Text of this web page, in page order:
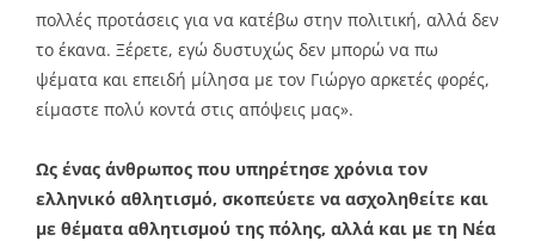
πολλές προτάσεις για να κατέβω στην πολιτική, αλλά δεν
το έκανα. Ξέρετε, εγώ δυστυχώς δεν μπορώ να πω
ψέματα και επειδή μίλησα με τον Γιώργο αρκετές φορές,
είμαστε πολύ κοντά στις απόψεις μας».
Ως ένας άνθρωπος που υπηρέτησε χρόνια τον
ελληνικό αθλητισμό, σκοπεύετε να ασχοληθείτε και
με θέματα αθλητισμού της πόλης, αλλά και με τη Νέα